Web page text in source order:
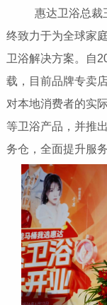
惠达卫浴总裁王
终致力于为全球家
卫浴解决方案。自
载，目前品牌专卖
对本地消费者的实
等卫浴产品，并推
务仓，全面提升服